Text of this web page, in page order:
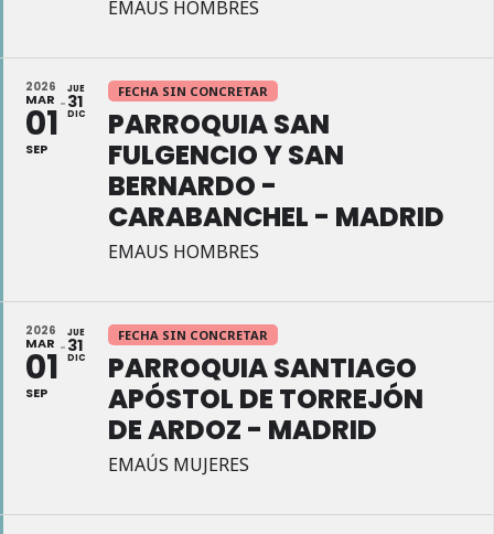
EMAÚS HOMBRES
2026
MAR
01
SEP
JUE
31
DIC
FECHA SIN CONCRETAR
PARROQUIA SAN
FULGENCIO Y SAN
BERNARDO -
CARABANCHEL - MADRID
EMAUS HOMBRES
2026
MAR
01
SEP
JUE
31
DIC
FECHA SIN CONCRETAR
PARROQUIA SANTIAGO
APÓSTOL DE TORREJÓN
DE ARDOZ - MADRID
EMAÚS MUJERES